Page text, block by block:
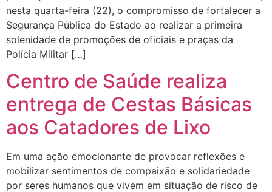
nesta quarta-feira (22), o compromisso de fortalecer a
Segurança Pública do Estado ao realizar a primeira
solenidade de promoções de oficiais e praças da
Polícia Militar […]
Centro de Saúde realiza
entrega de Cestas Básicas
aos Catadores de Lixo
Em uma ação emocionante de provocar reflexões e
mobilizar sentimentos de compaixão e solidariedade
por seres humanos que vivem em situação de risco de